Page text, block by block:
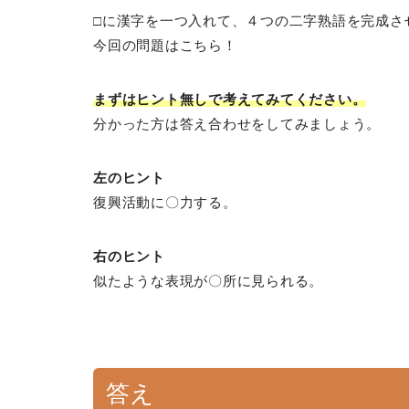
□に漢字を一つ入れて、４つの二字熟語を完成さ
今回の問題はこちら！
まずはヒント無しで考えてみてください。
分かった方は答え合わせをしてみましょう。
左のヒント
復興活動に〇力する。
右のヒント
似たような表現が〇所に見られる。
答え